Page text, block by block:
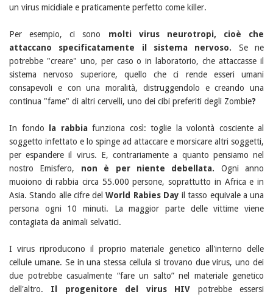
un virus micidiale e praticamente perfetto come killer.
Per esempio, ci sono molti virus neurotropi, cioè che
attaccano specificatamente il sistema nervoso. Se ne
potrebbe "creare" uno, per caso o in laboratorio, che attaccasse il
sistema nervoso superiore, quello che ci rende esseri umani
consapevoli e con una moralità, distruggendolo e creando una
continua "fame" di altri cervelli, uno dei cibi preferiti degli Zombie?
In fondo la rabbiafunziona così: toglie la volontà cosciente al
soggetto infettato e lo spinge ad attaccare e morsicare altri soggetti,
per espandere il virus. E, contrariamente a quanto pensiamo nel
nostro Emisfero, non è per niente debellata. Ogni anno
muoiono di rabbia circa 55.000 persone, soprattutto in Africa e in
Asia. Stando alle cifre delWorld Rabies Day il tasso equivale a una
persona ogni 10 minuti. La maggior parte delle vittime viene
contagiata da animali selvatici.
I virus riproducono il proprio materiale genetico all'interno delle
cellule umane. Se in una stessa cellula si trovano due virus, uno dei
due potrebbe casualmente “fare un salto” nel materiale genetico
dell'altro. Il progenitore del virus HIV potrebbe essersi